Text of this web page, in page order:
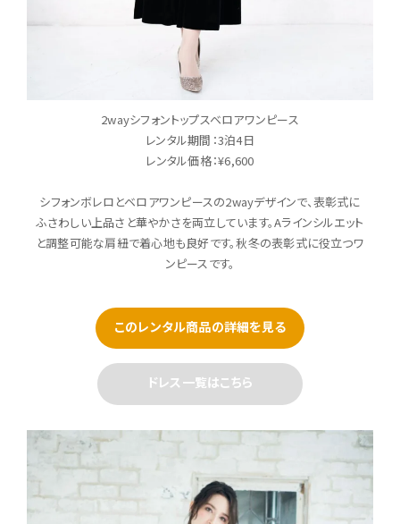
2wayシフォントップスベロアワンピース
レンタル期間：3泊4日
レンタル価格：¥6,600
シフォンボレロとベロアワンピースの2wayデザインで、表彰式に
ふさわしい上品さと華やかさを両立しています。Aラインシルエット
と調整可能な肩紐で着心地も良好です。秋冬の表彰式に役立つワ
ンピースです。
このレンタル商品の詳細を見る
ドレス一覧はこちら